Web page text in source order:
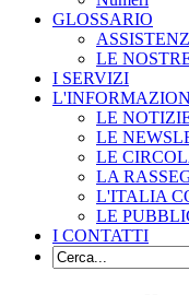
GLOSSARIO
LE
I SERVIZI
LE
LE
LE
LA
L'ITALIA
LE
I CONTATTI